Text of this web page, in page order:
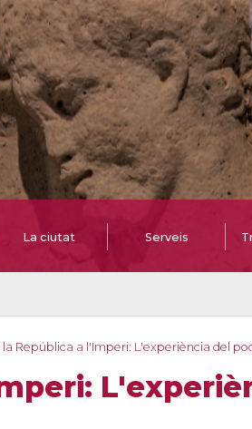
La ciutat Serveis
la República a l'Imperi: L'experiència del